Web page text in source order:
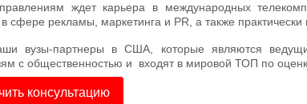
ждет карьера в международных
сфере рекламы, маркетинга и PR, а также практически
вузы-партнеры в США, которые являются
с общественностью и входят в мировой ТОП по
консультацию